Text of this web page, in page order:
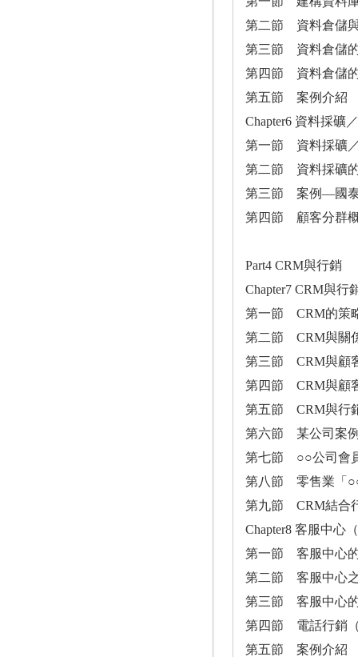
第二節 資料倉儲
第三節 資料倉儲
第四節 資料倉儲
第五節 案例介紹
Chapter6 資料採礦
第一節 資料採礦
第二節 資料採礦
第三節 案例―國泰
第四節 顧客分群
Part4 CRM與行銷
Chapter7 CRM與行
第一節 CRM的策
第二節 CRM與關
第三節 CRM與顧
第四節 CRM與顧
第五節 CRM與行
第六節 某公司案
第七節 ○○公司會
第八節 零售業「
第九節 CRM結合
Chapter8 客服中心
第一節 客服中心
第二節 客服中心
第三節 客服中心
第四節 電話行銷（
第五節 案例介紹